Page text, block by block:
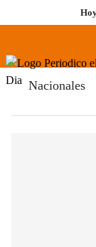
al
Menú
Nacionales